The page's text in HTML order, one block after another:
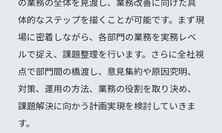
体的なステップを描くことが可能です。まず現
場に密着しながら、各部門の業務を実務レベ
ルで捉え、課題整理を行います。さらに全社視
点で部門間の橋渡し、意見集約や原因究明、
対策、運用の方法、業務の役割を取り決め、
課題解決に向かう計画実現を検討していきま
す。